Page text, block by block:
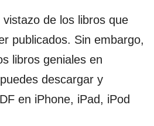
de los libros que
publicados. Sin embargo,
libros geniales en
descargar y
en iPhone, iPad, iPod